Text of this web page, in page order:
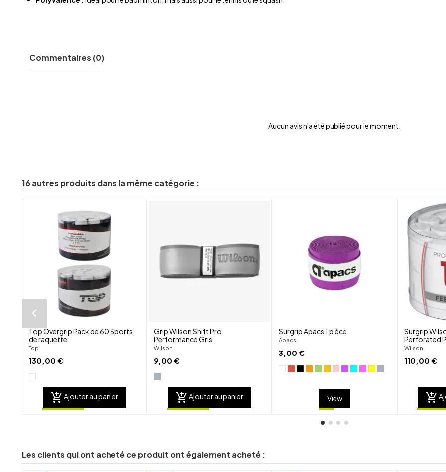
Commentaires (0)
Aucun avis n'a été publié pour le moment.
16 autres produits dans la même catégorie :
Top Overgrip Pack de 60 Sports
de raquette
Top
130,00 €
add_shopping_cart Ajouter au panier
favorite_border
visibility
Grip Wilson Shift Pro
Performance Gris
Wilson
9,00 €
add_shopping_cart Ajouter au panier
Surgrip Apacs 1 pièce
Apacs
3,00 €
View
Surgrip
Perforated
Wilson
110,00 €
add_shopping_cart
Les clients qui ont acheté ce produit ont également acheté :